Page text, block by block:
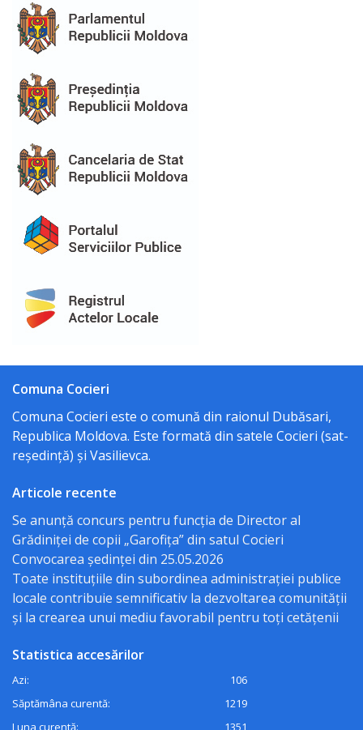
Bugetul
local
Taxe
și
Impozite
Achiziții
publice
decizională
publice
ale
proiectelor
Proiecte
de
decizii
Rapoarte
de
transparență
decizională
Control
Comuna Cocieri
Comuna Cocieri este o comună din raionul Dubăsari,
Republica Moldova. Este formată din satele Cocieri (sat-
reședință) și Vasilievca.
Articole recente
Se anunță concurs pentru funcția de Director al
Grădiniței de copii „Garofița” din satul Cocieri
Convocarea ședinței din 25.05.2026
Toate instituțiile din subordinea administrației publice
locale contribuie semnificativ la dezvoltarea comunității
și la crearea unui mediu favorabil pentru toți cetățenii
Statistica accesărilor
Azi:
106
Săptămâna curentă:
1219
Luna curentă:
1351